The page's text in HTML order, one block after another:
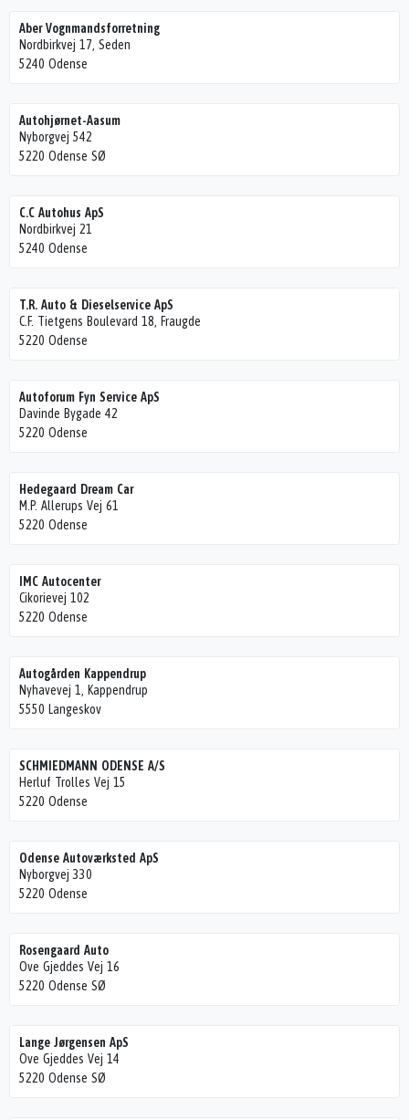
Aber Vognmandsforretning
Nordbirkvej 17, Seden
5240 Odense
Autohjørnet-Aasum
Nyborgvej 542
5220 Odense SØ
C.C Autohus ApS
Nordbirkvej 21
5240 Odense
T.R. Auto & Dieselservice ApS
C.F. Tietgens Boulevard 18, Fraugde
5220 Odense
Autoforum Fyn Service ApS
Davinde Bygade 42
5220 Odense
Hedegaard Dream Car
M.P. Allerups Vej 61
5220 Odense
IMC Autocenter
Cikorievej 102
5220 Odense
Autogården Kappendrup
Nyhavevej 1, Kappendrup
5550 Langeskov
SCHMIEDMANN ODENSE A/S
Herluf Trolles Vej 15
5220 Odense
Odense Autoværksted ApS
Nyborgvej 330
5220 Odense
Rosengaard Auto
Ove Gjeddes Vej 16
5220 Odense SØ
Lange Jørgensen ApS
Ove Gjeddes Vej 14
5220 Odense SØ